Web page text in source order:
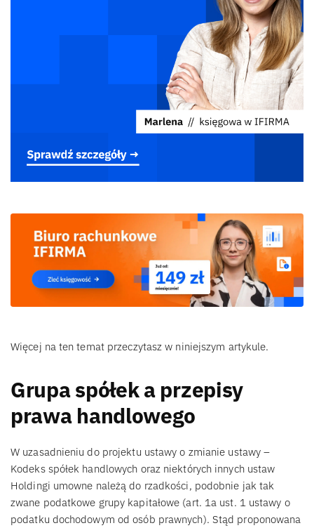
Więcej na ten temat przeczytasz w niniejszym artykule.
Grupa spółek a przepisy
prawa handlowego
W uzasadnieniu do projektu ustawy o zmianie ustawy –
Kodeks spółek handlowych oraz niektórych innych ustaw
Holdingi umowne należą do rzadkości, podobnie jak tak
zwane podatkowe grupy kapitałowe (art. 1a ust. 1 ustawy o
podatku dochodowym od osób prawnych). Stąd proponowana